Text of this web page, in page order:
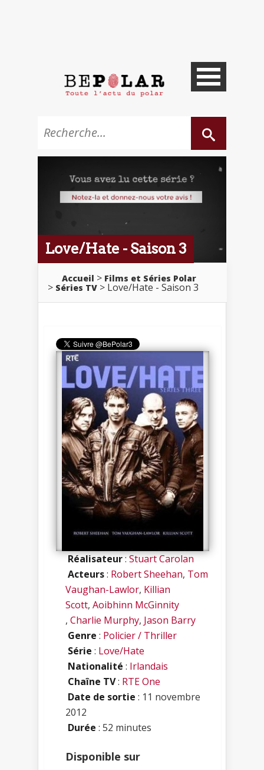
Love/Hate - Saison 3
Accueil
Films et Séries Polar
Séries TV
Love/Hate - Saison 3
Réalisateur:Stuart Carolan
Acteurs: Robert Sheehan, Tom
Vaughan-Lawlor, Killian
Scott, Aoibhinn McGinnity
, Charlie Murphy, Jason Barry
Genre : Policier / Thriller
Série : Love/Hate
Nationalité : Irlandais
Chaîne TV: RTE One
Date de sortie : 11 novembre
2012
Durée : 52 minutes
Disponible sur